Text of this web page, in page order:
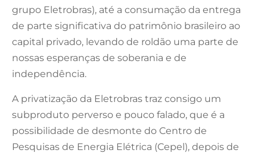
grupo Eletrobras), até a consumação da entrega
de parte significativa do patrimônio brasileiro ao
capital privado, levando de roldão uma parte de
nossas esperanças de soberania e de
independência.
A privatização da Eletrobras traz consigo um
subproduto perverso e pouco falado, que é a
possibilidade de desmonte do Centro de
Pesquisas de Energia Elétrica (Cepel), depois de